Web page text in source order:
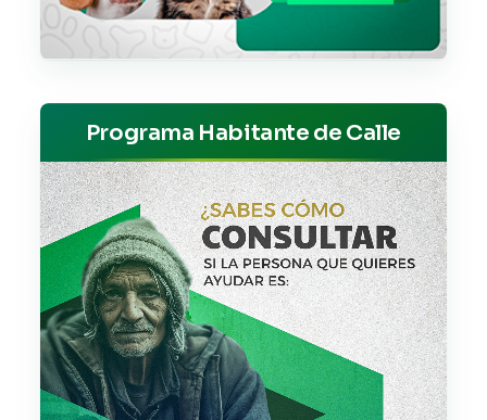
Programa Habitante de Calle